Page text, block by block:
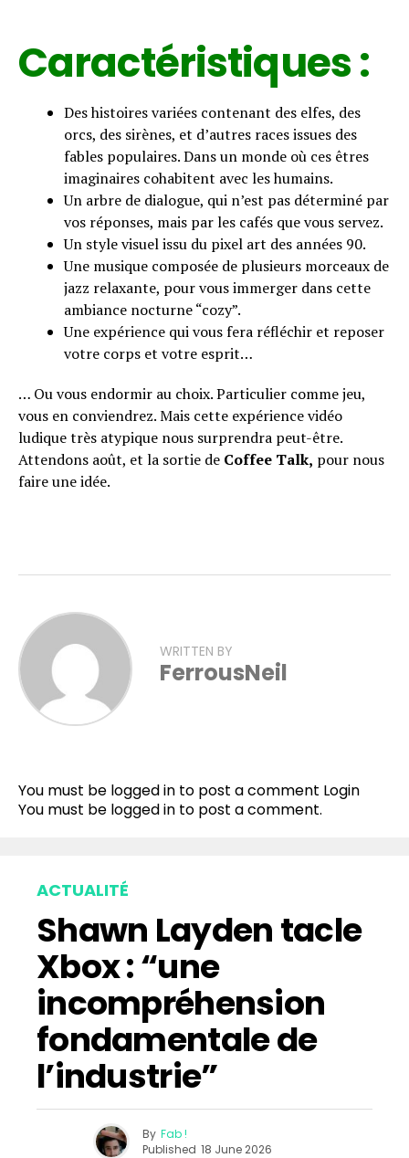
Caractéristiques :
Des histoires variées contenant des elfes, des
orcs, des sirènes, et d’autres races issues des
fables populaires. Dans un monde où ces êtres
imaginaires cohabitent avec les humains.
Un arbre de dialogue, qui n’est pas déterminé par
vos réponses, mais par les cafés que vous servez.
Un style visuel issu du pixel art des années 90.
Une musique composée de plusieurs morceaux de
jazz relaxante, pour vous immerger dans cette
ambiance nocturne “cozy”.
Une expérience qui vous fera réfléchir et reposer
votre corps et votre esprit…
… Ou vous endormir au choix. Particulier comme jeu,
vous en conviendrez. Mais cette expérience vidéo
ludique très atypique nous surprendra peut-être.
Attendons août, et la sortie de Coffee Talk, pour nous
faire une idée.
WRITTEN BY
FerrousNeil
You must be logged in to post a comment Login
You must be logged in to post a comment.
ACTUALITÉ
Shawn Layden tacle
Xbox : “une
incompréhension
fondamentale de
l’industrie”
By Fab !
Published 18 June 2026